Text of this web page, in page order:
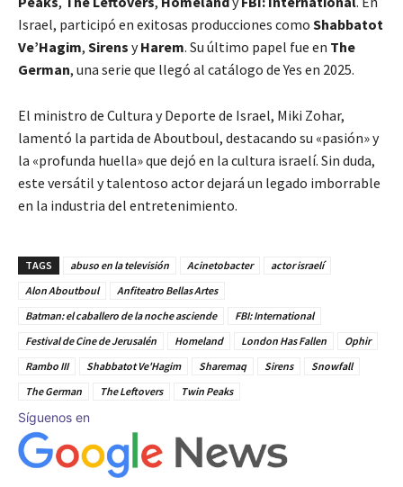
Israel, participó en exitosas producciones como Shabbatot
Ve’Hagim, Sirens yHarem. Su último papel fue en The
German, una serie que llegó al catálogo de Yes en 2025.
El ministro de Cultura y Deporte de Israel, Miki Zohar,
lamentó la partida de Aboutboul, destacando su «pasión» y
la «profunda huella» que dejó en la cultura israelí. Sin duda,
este versátil y talentoso actor dejará un legado imborrable
en la industria del entretenimiento.
TAGS abuso en la televisión Acinetobacter
actor israelí
Alon Aboutboul
Anfiteatro Bellas Artes
Batman: el caballero de la noche asciende
FBI: International
Festival de Cine de Jerusalén
Homeland London Has Fallen
Ophir
Rambo III
Shabbatot Ve'Hagim Sharemaq Sirens
Snowfall
The German
The Leftovers Twin Peaks
Síguenos en